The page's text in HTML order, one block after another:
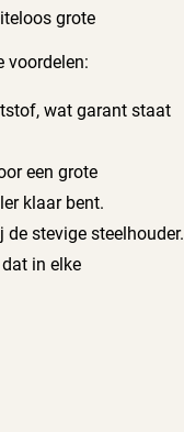
grote
voordelen:
wat garant staat
een grote
klaar bent.
stevige steelhouder.
in elke